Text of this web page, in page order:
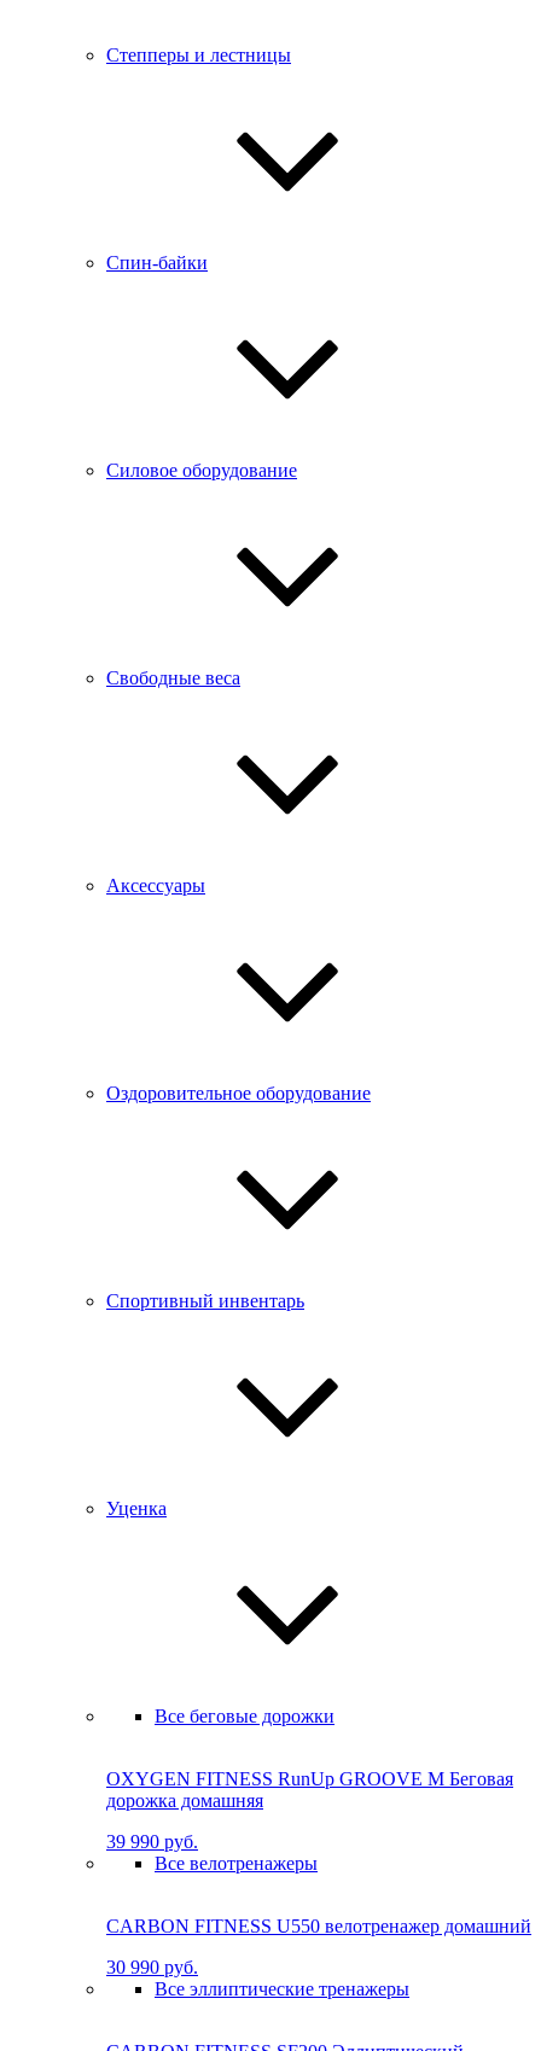
Степперы и лестницы
Спин-байки
Силовое оборудование
Свободные веса
Аксессуары
Оздоровительное оборудование
Спортивный инвентарь
Уценка
Все беговые дорожки
OXYGEN FITNESS RunUp GROOVE M Бе­го­вая
до­рож­ка до­маш­няя
39 990 руб.
Все велотренажеры
CARBON FITNESS U550 велотренажер домашний
30 990 руб.
Все эллиптические тренажеры